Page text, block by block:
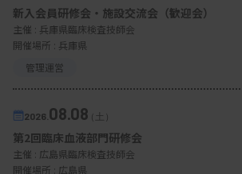
新入会員研修会・施設交流会（歓迎会）
主催 : 兵庫県臨床検査技師会
開催場所 : 兵庫県
管理運営
2026. 08.08（土）
第2回臨床血液部門研修会
主催 : 広島県臨床検査技師会
開催場所 : 広島県